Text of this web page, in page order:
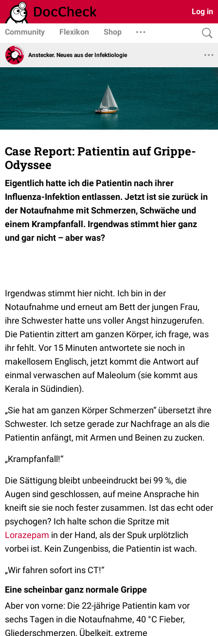
Log in
Community Flexikon Shop
Anstecker. Neues aus der Infektiologie
Case Report: Patientin auf Grippe-
Odyssee
Eigentlich hatte ich die Patientin nach ihrer
Influenza-Infektion entlassen. Jetzt ist sie zurück in
der Notaufnahme mit Schmerzen, Schwäche und
einem Krampfanfall. Irgendwas stimmt hier ganz
und gar nicht – aber was?
Irgendwas stimmt hier nicht. Ich bin in der
Notaufnahme und erneut am Bett der jungen Frau,
ihre Schwester hatte uns voller Angst hinzugerufen.
Die Patientin zittert am ganzen Körper, ich frage, was
ihr fehlt. Vor 15 Minuten antwortete sie noch in
makellosem Englisch, jetzt kommt die Antwort auf
einmal verwaschen auf Maleolum (sie kommt aus
Kerala in Südindien).
„Sie hat am ganzen Körper Schmerzen“ übersetzt ihre
Schwester. Ich setze gerade zur Nachfrage an als die
Patientin anfängt, mit Armen und Beinen zu zucken.
„Krampfanfall!“
Die Sättigung bleibt unbeeindruckt bei 99 %, die
Augen sind geschlossen, auf meine Ansprache hin
kneift sie sie noch fester zusammen. Ist das echt oder
psychogen? Ich halte schon die Spritze mit
Lorazepam in der Hand, als der Spuk urplötzlich
vorbei ist. Kein Zungenbiss, die Patientin ist wach.
„Wir fahren sofort ins CT!“
Eine scheinbar ganz normale Grippe
Aber von vorne: Die 22-jährige Patientin kam vor
sechs Tagen in die Notaufnahme, 40 °C Fieber,
Gliederschmerzen, Übelkeit, extreme